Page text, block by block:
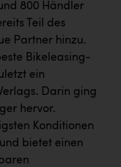
800 Händler
Teil des
Partner hinzu.
Bikeleasing-
ein
Darin ging
hervor.
Konditionen
bietet einen